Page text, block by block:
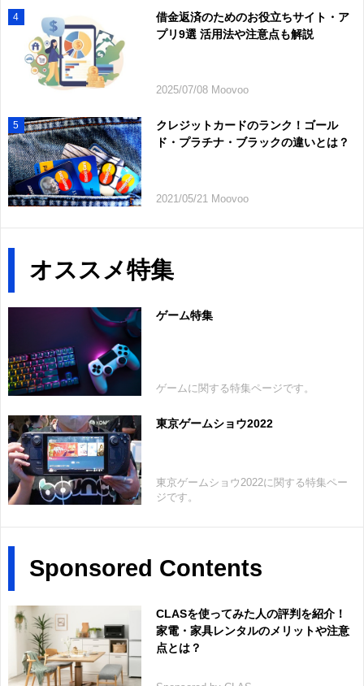
4
借金返済のためのお役立ちサイト・ア
プリ9選 活用法や注意点も解説
2025/07/08 Moovoo
5
クレジットカードのランク！ゴール
ド・プラチナ・ブラックの違いとは？
2021/05/21 Moovoo
オススメ特集
ゲーム特集
ゲームに関する特集ページです。
東京ゲームショウ2022
東京ゲームショウ2022に関する特集ペー
ジです。
Sponsored Contents
CLASを使ってみた人の評判を紹介！
家電・家具レンタルのメリットや注意
点とは？